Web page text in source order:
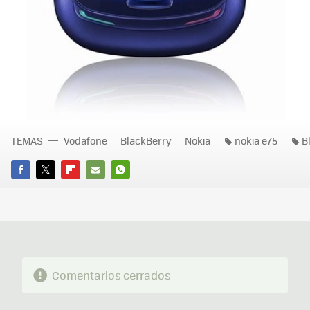
FACEBOOK
TWITTERFLIPBOARD
E-
WHATSAPP
TEMAS Vodafone BlackBerry Nokia nokia e75
Comentarios cerrados